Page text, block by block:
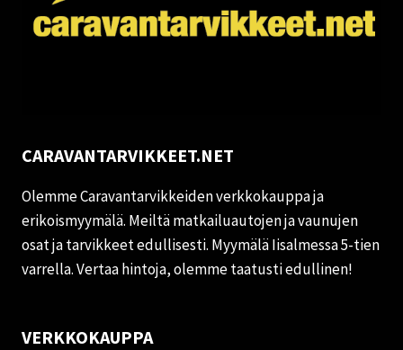
CARAVANTARVIKKEET.NET
Olemme Caravantarvikkeiden verkkokauppa ja
erikoismyymälä. Meiltä matkailuautojen ja vaunujen
osat ja tarvikkeet edullisesti. Myymälä Iisalmessa 5-tien
varrella. Vertaa hintoja, olemme taatusti edullinen!
VERKKOKAUPPA